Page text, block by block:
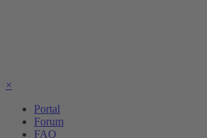
×
Portal
Forum
FAQ